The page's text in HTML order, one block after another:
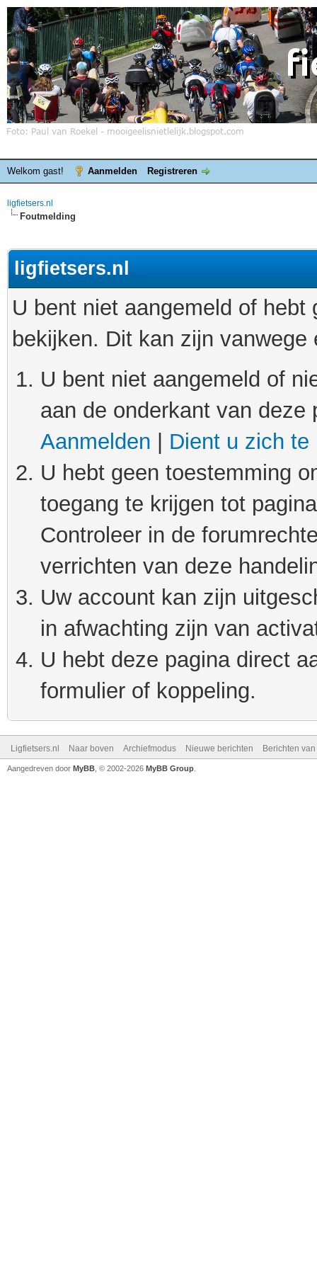
Welkom gast! Aanmelden Registreren
ligfietsers.nl
Foutmelding
ligfietsers.nl
U bent niet aangemeld of
bekijken. Dit kan zijn
U bent niet aangemeld of
aan de onderkant van
Aanmelden
Dient u zich te
U hebt geen toestemming
toegang te krijgen tot
Controleer in de
verrichten van deze
Uw account kan zijn
in afwachting zijn van
U hebt deze pagina direct
formulier of koppeling.
Ligfietsers.nl Naar boven Archiefmodus Nieuwe berichten Berichten
Aangedreven door MyBB , © 2002-2026 MyBB Group